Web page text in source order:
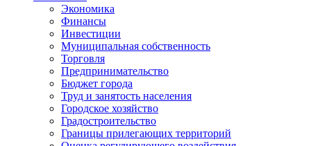
Экономика
Финансы
Инвестиции
Муниципальная собственность
Торговля
Предпринимательство
Бюджет города
Труд и занятость населения
Городское хозяйство
Градостроительство
Границы прилегающих территорий